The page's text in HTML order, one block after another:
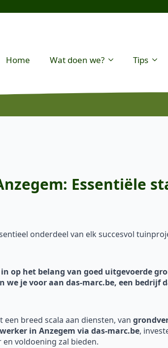
Home Wat doen we? Tips
Essentiële
onderdeel van elk succesvol
op het belang van goed uitgevoerde
we je voor aan das-marc.be, een
breed scala aan diensten, van
in Anzegem via das-marc.be,
voldoening zal bieden.